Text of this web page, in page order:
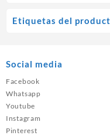
Etiquetas del
Social media
Facebook
Whatsapp
Youtube
Instagram
Pinterest